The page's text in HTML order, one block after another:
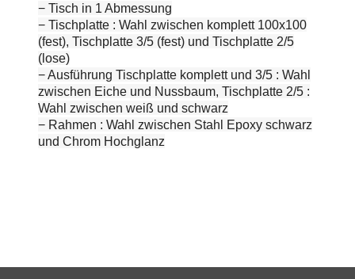
− Tisch in 1 Abmessung
− Tischplatte : Wahl zwischen komplett 100x100
(fest), Tischplatte 3/5 (fest) und Tischplatte 2/5
(lose)
− Ausführung Tischplatte komplett und 3/5 : Wahl
zwischen Eiche und Nussbaum, Tischplatte 2/5 :
Wahl zwischen weiß und schwarz
− Rahmen : Wahl zwischen Stahl Epoxy schwarz
und Chrom Hochglanz